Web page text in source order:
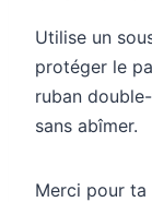
Utilise un
protéger le
ruban
sans abîmer.
Merci pour ta